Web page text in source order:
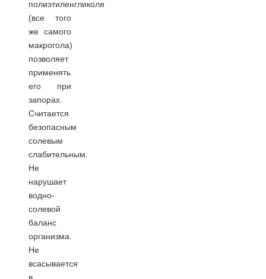
полиэтиленгликоля
(все того
же самого
макрогола)
позволяет
применять
его при
запорах.
Считается
безопасным
солевым
слабительным.
Не
нарушает
водно-
солевой
баланс
организма.
Не
всасывается